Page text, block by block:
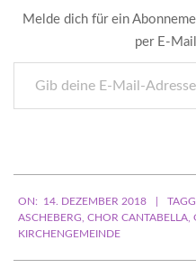
Melde dich für ein
per E-
deine
E-
12-
14
ON: 14. DEZEMBER 2018
ASCHEBERG CHOR CANTABELLA
KIRCHENGEMEINDE